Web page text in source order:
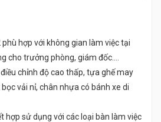
phù hợp với không gian làm việc tại
cho trưởng phòng, giám đốc….
chỉnh độ cao thấp, tựa ghế may
vải nỉ, chân nhựa có bánh xe di
hợp sử dụng với các loại bàn làm việc